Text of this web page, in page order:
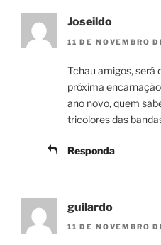
Joseildo
11 DE NOVEMBRO
Tchau amigos, será
próxima
ano novo, quem
tricolores das
Responda
guilardo
11 DE NOVEMBRO